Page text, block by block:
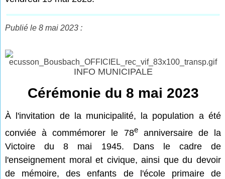
Publié le 8 mai 2023 :
INFO MUNICIPALE
Cérémonie du 8 mai 2023
À l'invitation de la municipalité, la population a été
conviée à commémorer le 78eanniversaire de la
Victoire du 8 mai 1945. Dans le cadre de
l'enseignement moral et civique, ainsi que du devoir
de mémoire, des enfants de l'école primaire de